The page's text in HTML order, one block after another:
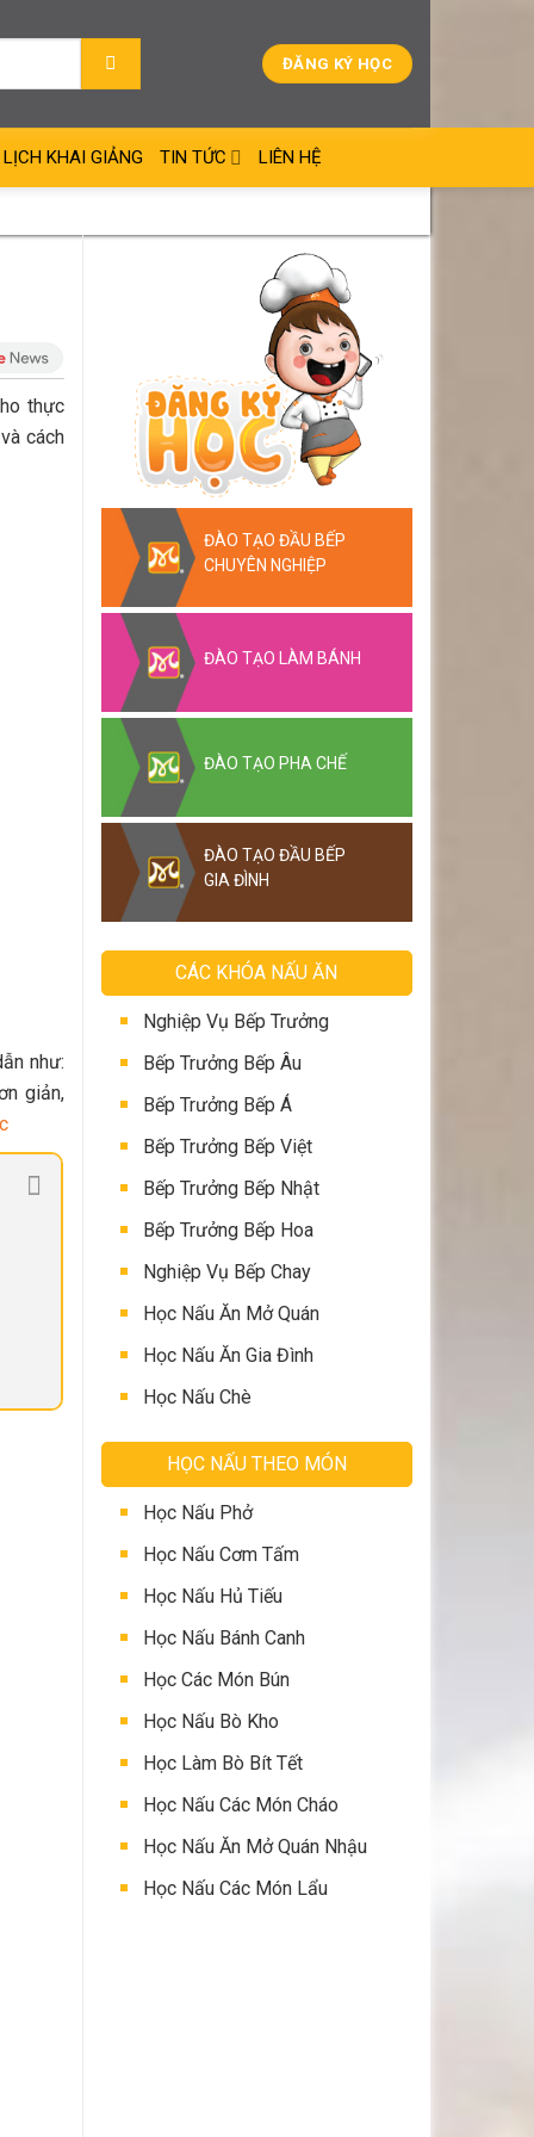
ĐĂNG KÝ HỌC
LỊCH KHAI GIẢNG TIN TỨC LIÊN HỆ
thực
cách
như:
giản,
ĐÀO TẠO ĐẦU BẾP
CHUYÊN NGHIỆP
ĐÀO TẠO LÀM BÁNH
ĐÀO TẠO PHA CHẾ
ĐÀO TẠO ĐẦU BẾP
GIA ĐÌNH
CÁC KHÓA NẤU ĂN
Nghiệp Vụ Bếp Trưởng
Bếp Trưởng Bếp Âu
Bếp Trưởng Bếp Á
Bếp Trưởng Bếp Việt
Bếp Trưởng Bếp Nhật
Bếp Trưởng Bếp Hoa
Nghiệp Vụ Bếp Chay
Học Nấu Ăn Mở Quán
Học Nấu Ăn Gia Đình
Học Nấu Chè
HỌC NẤU THEO MÓN
Học Nấu Phở
Học Nấu Cơm Tấm
Học Nấu Hủ Tiếu
Học Nấu Bánh Canh
Học Các Món Bún
Học Nấu Bò Kho
Học Làm Bò Bít Tết
Học Nấu Các Món Cháo
Học Nấu Ăn Mở Quán Nhậu
Học Nấu Các Món Lẩu